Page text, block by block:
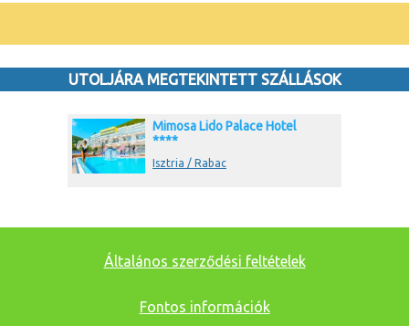
UTOLJÁRA MEGTEKINTETT SZÁLLÁSOK
Mimosa Lido Palace Hotel
****
Isztria / Rabac
Általános szerződési feltételek
Fontos információk